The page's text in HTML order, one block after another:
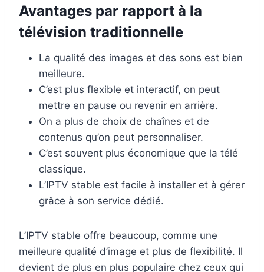
Avantages par rapport à la
télévision traditionnelle
La qualité des images et des sons est bien
meilleure.
C’est plus flexible et interactif, on peut
mettre en pause ou revenir en arrière.
On a plus de choix de chaînes et de
contenus qu’on peut personnaliser.
C’est souvent plus économique que la télé
classique.
L’IPTV stable est facile à installer et à gérer
grâce à son service dédié.
L’IPTV stable offre beaucoup, comme une
meilleure qualité d’image et plus de flexibilité. Il
devient de plus en plus populaire chez ceux qui